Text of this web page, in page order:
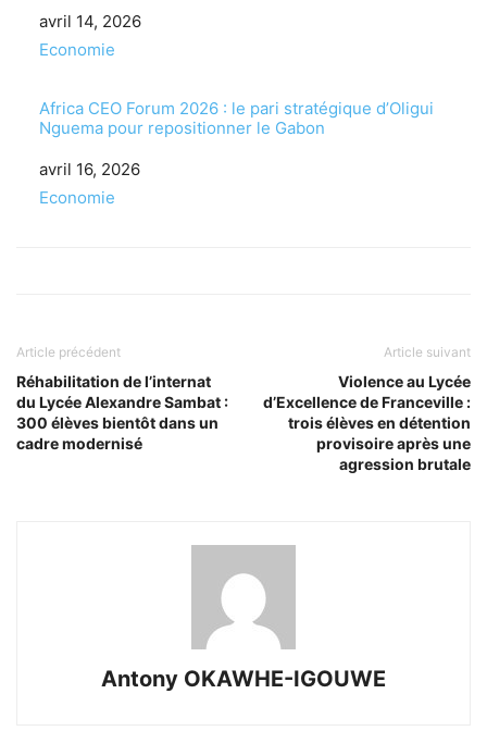
Date
avril 14, 2026
Par rapport à
Economie
Africa CEO Forum 2026 : le pari stratégique d’Oligui
Nguema pour repositionner le Gabon
Date
avril 16, 2026
Par rapport à
Economie
Article précédent
Réhabilitation de l’internat
du Lycée Alexandre Sambat :
300 élèves bientôt dans un
cadre modernisé
Article suivant
Violence au Lycée
d’Excellence de Franceville :
trois élèves en détention
provisoire après une
agression brutale
Antony OKAWHE-IGOUWE